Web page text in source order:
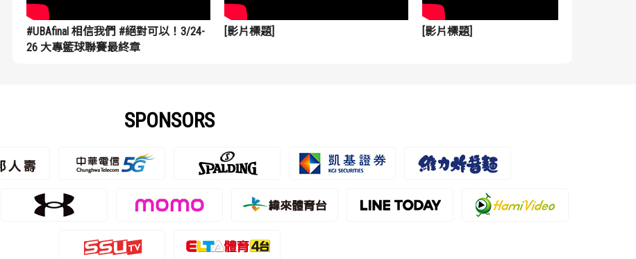
#UBAfinal 相信我們 #絕對可以！3/24-
26 大專籃球聯賽最終章
[影片標題] [影片標題]
SPONSORS